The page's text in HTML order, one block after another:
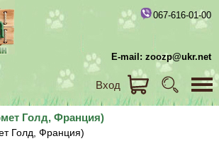
067-616-01-00
E-mail: zoozp@ukr.net
Вход
Голд, Франция)
Голд, Франция)